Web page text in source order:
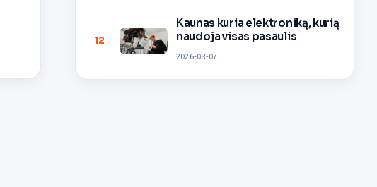
12
Kaunas kuria elektroniką, kurią
naudoja visas pasaulis
2026-08-07